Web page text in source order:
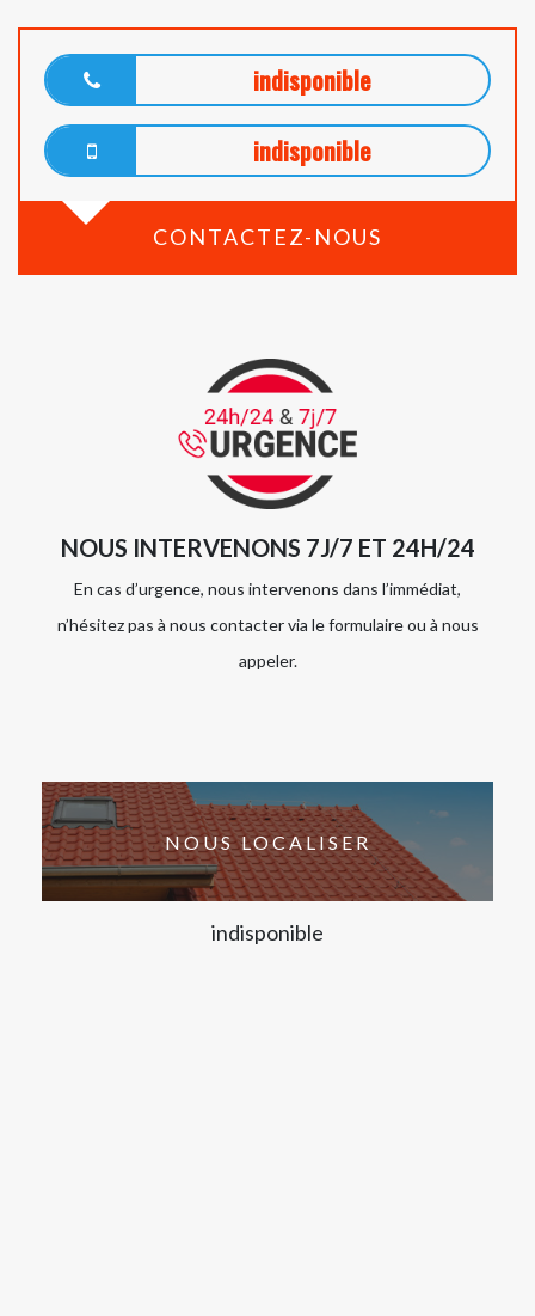
indisponible
indisponible
CONTACTEZ-NOUS
NOUS INTERVENONS 7J/7 ET 24H/24
En cas d’urgence, nous intervenons dans l’immédiat,
n’hésitez pas à nous contacter via le formulaire ou à nous
appeler.
NOUS LOCALISER
indisponible